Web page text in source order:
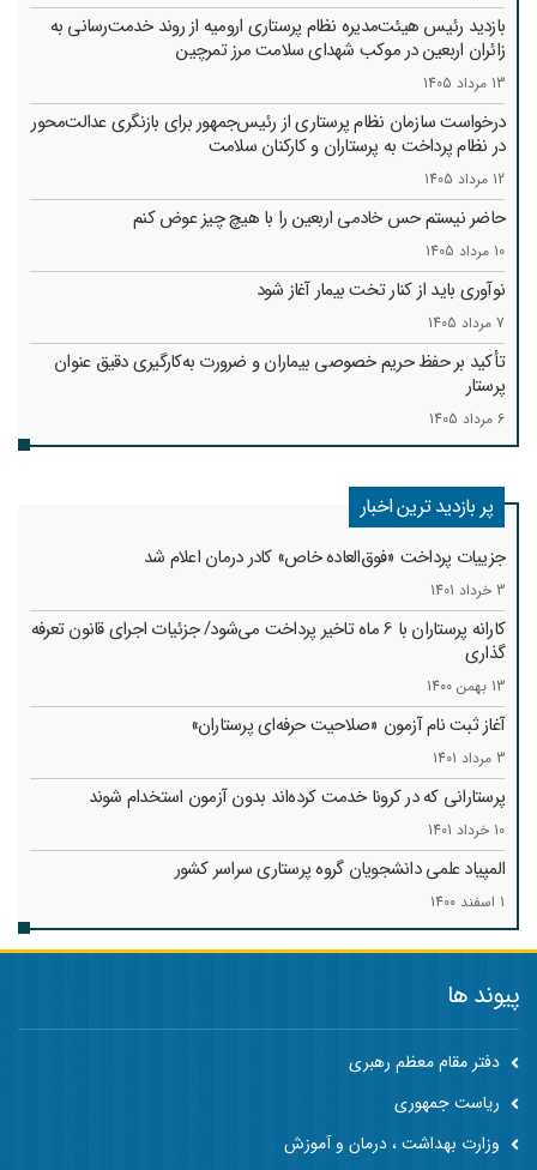
بازدید رئیس هیئت‌مدیره نظام پرستاری ارومیه از روند خدمت‌رسانی به
زائران اربعین در موکب شهدای سلامت مرز تمرچین
13 مرداد 1405
درخواست سازمان نظام پرستاری از رئیس‌جمهور برای بازنگری عدالت‌محور
در نظام پرداخت به پرستاران و کارکنان سلامت
12 مرداد 1405
حاضر نیستم حس خادمی اربعین را با هیچ چیز عوض کنم
10 مرداد 1405
نوآوری باید از کنار تخت بیمار آغاز شود
7 مرداد 1405
تأکید بر حفظ حریم خصوصی بیماران و ضرورت به‌کارگیری دقیق عنوان
پرستار
6 مرداد 1405
پر بازدید ترین اخبار
جزییات پرداخت «فوق‌العاده خاص» کادر درمان اعلام شد
3 خرداد 1401
کارانه‌ پرستاران با 6 ماه تاخیر پرداخت می‌شود/ جزئیات اجرای قانون تعرفه
گذاری
13 بهمن 1400
آغاز ثبت نام آزمون «صلاحیت حرفه‌ای پرستاران»
3 مرداد 1401
پرستارانی که در کرونا خدمت کرد‌ه‌اند بدون آزمون استخدام شوند
10 خرداد 1401
المپیاد علمی دانشجویان گروه پرستاری سراسر کشور
1 اسفند 1400
پیوند ها
دفتر مقام معظم رهبری
ریاست جمهوری
وزارت بهداشت ، درمان و آموزش